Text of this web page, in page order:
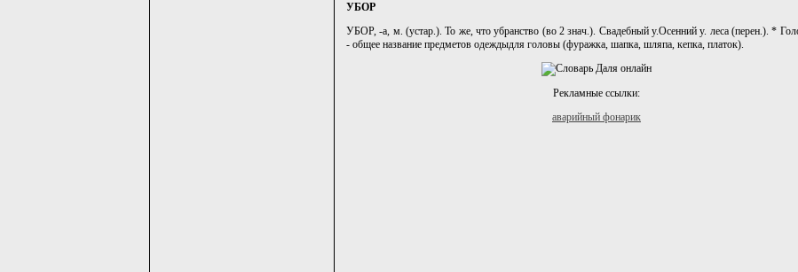
УБОР
УБОР, -а, м. (устар.). То же, что убранство (во 2 знач.). Свадебный у.Осенний у. леса (перен.). *
- общее название предметов одеждыдля головы (фуражка, шапка, шляпа, кепка, платок).
Рекламные ссылки:
аварийный фонарик